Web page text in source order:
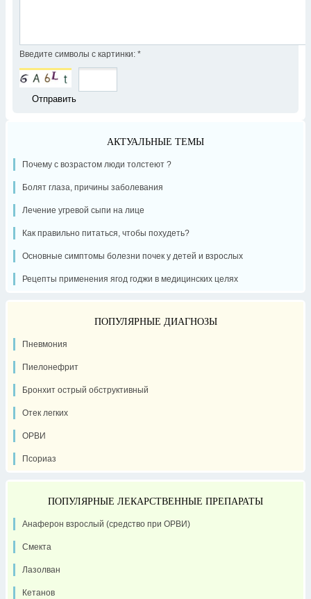
Введите символы с картинки: *
АКТУАЛЬНЫЕ ТЕМЫ
Почему с возрастом люди толстеют ?
Болят глаза, причины заболевания
Лечение угревой сыпи на лице
Как правильно питаться, чтобы похудеть?
Основные симптомы болезни почек у детей и взрослых
Рецепты применения ягод годжи в медицинских целях
ПОПУЛЯРНЫЕ ДИАГНОЗЫ
Пневмония
Пиелонефрит
Бронхит острый обструктивный
Отек легких
ОРВИ
Псориаз
ПОПУЛЯРНЫЕ ЛЕКАРСТВЕННЫЕ ПРЕПАРАТЫ
Анаферон взрослый (средство при ОРВИ)
Смекта
Лазолван
Кетанов